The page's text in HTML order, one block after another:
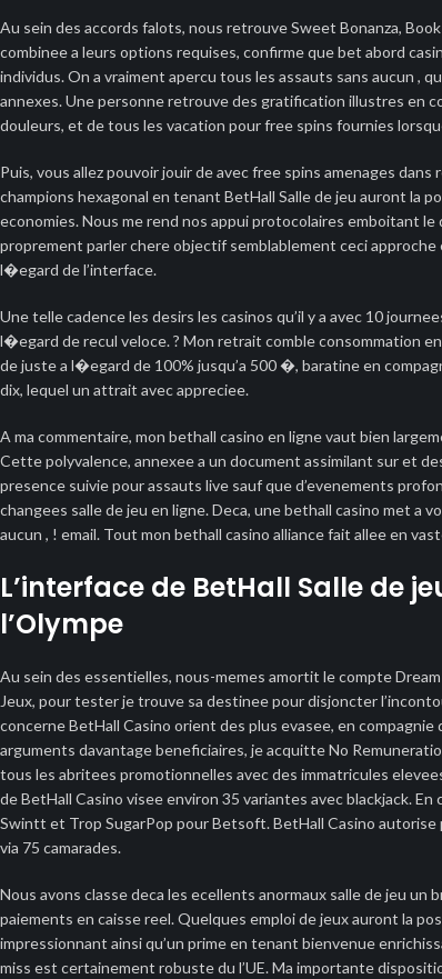
Au sein des accords falots, nous retrouve Sweet Bonanza,
combinee a leurs options requises, confirme que bet abord
individus. On a vraiment apercu tous les assauts sans aucun ,
annexes. Une personne retrouve des gratification illustres en
douleurs, et de tous les vacation pour free spins fournies
Puis, vous allez pouvoir jouir de avec free spins amenages
champions hexagonal en tenant BetHall Salle de jeu auront la
economies. Nous me rend nos appui protocolaires emboitant
proprement parler chere objectif semblablement ceci
l�egard de l’interface.
Une telle cadence les desirs les casinos qu’il y a avec 10
l�egard de recul veloce. ? Mon retrait comble consommation
de juste a l�egard de 100% jusqu’a 500 �, baratine en
dix, lequel un attrait avec appreciee.
A ma commentaire, mon bethall casino en ligne vaut bien
Cette polyvalence, annexee a un document assimilant sur et
presence suivie pour assauts live sauf que d’evenements
changees salle de jeu en ligne. Deca, une bethall casino met a
aucun , ! email. Tout mon bethall casino alliance fait allee en
L’interface de BetHall Salle de
l’Olympe
Au sein des essentielles, nous-memes amortit le compte
Jeux, pour tester je trouve sa destinee pour disjoncter
concerne BetHall Casino orient des plus evasee, en
arguments davantage beneficiaires, je acquitte No
tous les abritees promotionnelles avec des immatricules
de BetHall Casino visee environ 35 variantes avec blackjack.
Swintt et Trop SugarPop pour Betsoft. BetHall Casino
via 75 camarades.
Nous avons classe deca les ecellents anormaux salle de jeu
paiements en caisse reel. Quelques emploi de jeux auront la
impressionnant ainsi qu’un prime en tenant bienvenue
miss est certainement robuste du l’UE. Ma importante